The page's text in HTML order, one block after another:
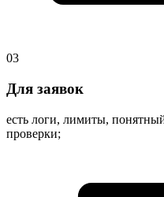
03
Для заявок
есть логи, лимиты,
проверки;